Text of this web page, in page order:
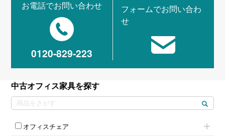
お電話でお問い合わせ
0120-829-223
フォームでお問い合わ
せ
中古オフィス家具を探す
オフィスチェア